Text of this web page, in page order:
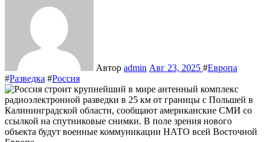
Автор admin Авг 23, 2025 #Европа
#Разведка #Россия